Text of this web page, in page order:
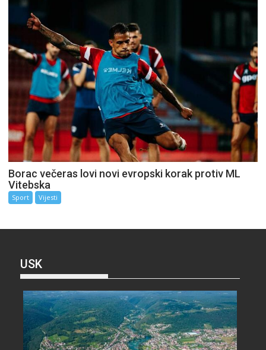
Borac večeras lovi novi evropski korak protiv ML
Vitebska
Sport Vijesti
USK